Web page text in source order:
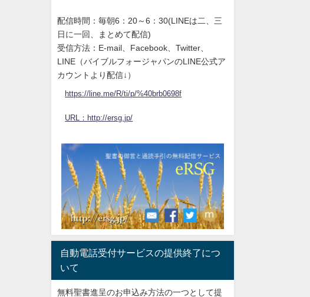
配信時間：毎朝6：20～6：30(LINEは二、三
日に一回、まとめて配信)
受信方法：E-mail、Facebook、Twitter、
LINE（バイブルフォージャパンのLINE公式ア
カウントより配信↓）
https://line.me/R/ti/p/%40brb0698f
URL：http://ersg.jp/
自動電話受付サービスの提供終了につ
いて
無料聖書進呈のお申込み方法の一つとして提